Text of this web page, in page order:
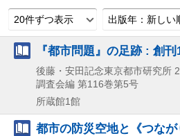
20件ずつ表示 出版年：新しい
『都市問題』の足跡 : 創
後藤・安田記念東京都市研究所
調査会編 第116巻第5号
所蔵館1館
都市の防災空地と《つなが